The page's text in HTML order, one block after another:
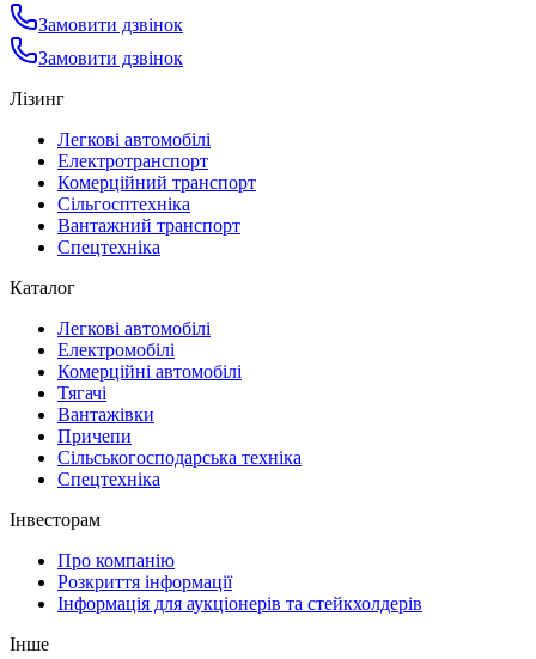
Замовити дзвінок
Замовити дзвінок
Лізинг
Легкові автомобілі
Електротранспорт
Комерційний транспорт
Сільгосптехніка
Вантажний транспорт
Спецтехніка
Каталог
Легкові автомобілі
Електромобілі
Комерційні автомобілі
Тягачі
Вантажівки
Причепи
Сільськогосподарська техніка
Спецтехніка
Інвесторам
Про компанію
Розкриття інформації
Інформація для аукціонерів та стейкхолдерів
Інше